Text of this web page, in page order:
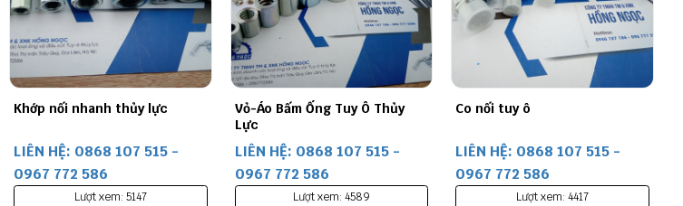
Khớp nối nhanh thủy lực
LIÊN HỆ: 0868 107 515 -
0967 772 586
Lượt xem: 5147
Vỏ-Áo Bấm Ống Tuy Ô Thủy
Lực
LIÊN HỆ: 0868 107 515 -
0967 772 586
Lượt xem: 4589
Co nối tuy ô
LIÊN HỆ: 0868 107 515 -
0967 772 586
Lượt xem: 4417